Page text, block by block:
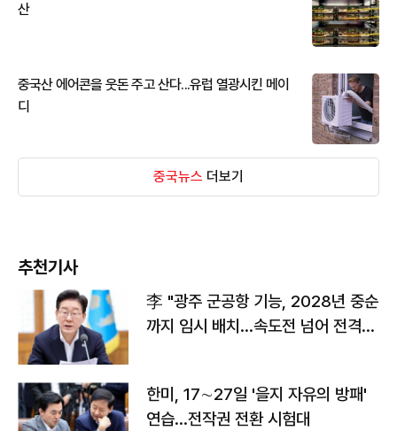
산
중국산 에어콘을 웃돈 주고 산다...유럽 열광시킨 메이
디
중국뉴스 더보기
추천기사
李 "광주 군공항 기능, 2028년 중순
까지 임시 배치…속도전 넘어 전격
한미, 17∼27일 '을지 자유의 방패'
연습…전작권 전환 시험대